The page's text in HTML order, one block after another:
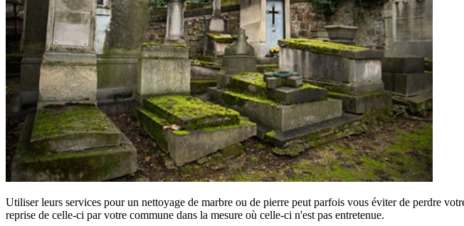
Utiliser leurs services pour un nettoyage de marbre ou de pierre peut parfois vous éviter de perdre
reprise de celle-ci par votre commune dans la mesure où celle-ci n'est pas entretenue.